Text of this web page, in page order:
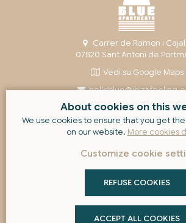
Carrer de Ramon i
07820 Sant Antoni de
Vedi su Google Maps
Ibiza Feeling
Informativa sulla Privacy·
Condizioni di
Pannello dei Cookie - Con da
About cookies on this
We use cookies to ensure that you get
on our website. More cookies
Customize cookie
REFUSE COOKIES
ACCEPT ALL COOKIES